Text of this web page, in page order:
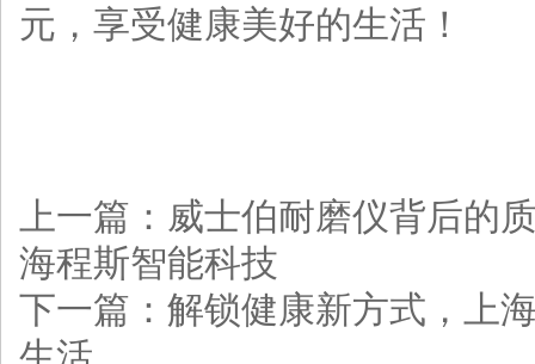
元，享受健康美好的生活！
上一篇： 威士伯耐磨仪背后的
海程斯智能科技
下一篇： 解锁健康新方式，上